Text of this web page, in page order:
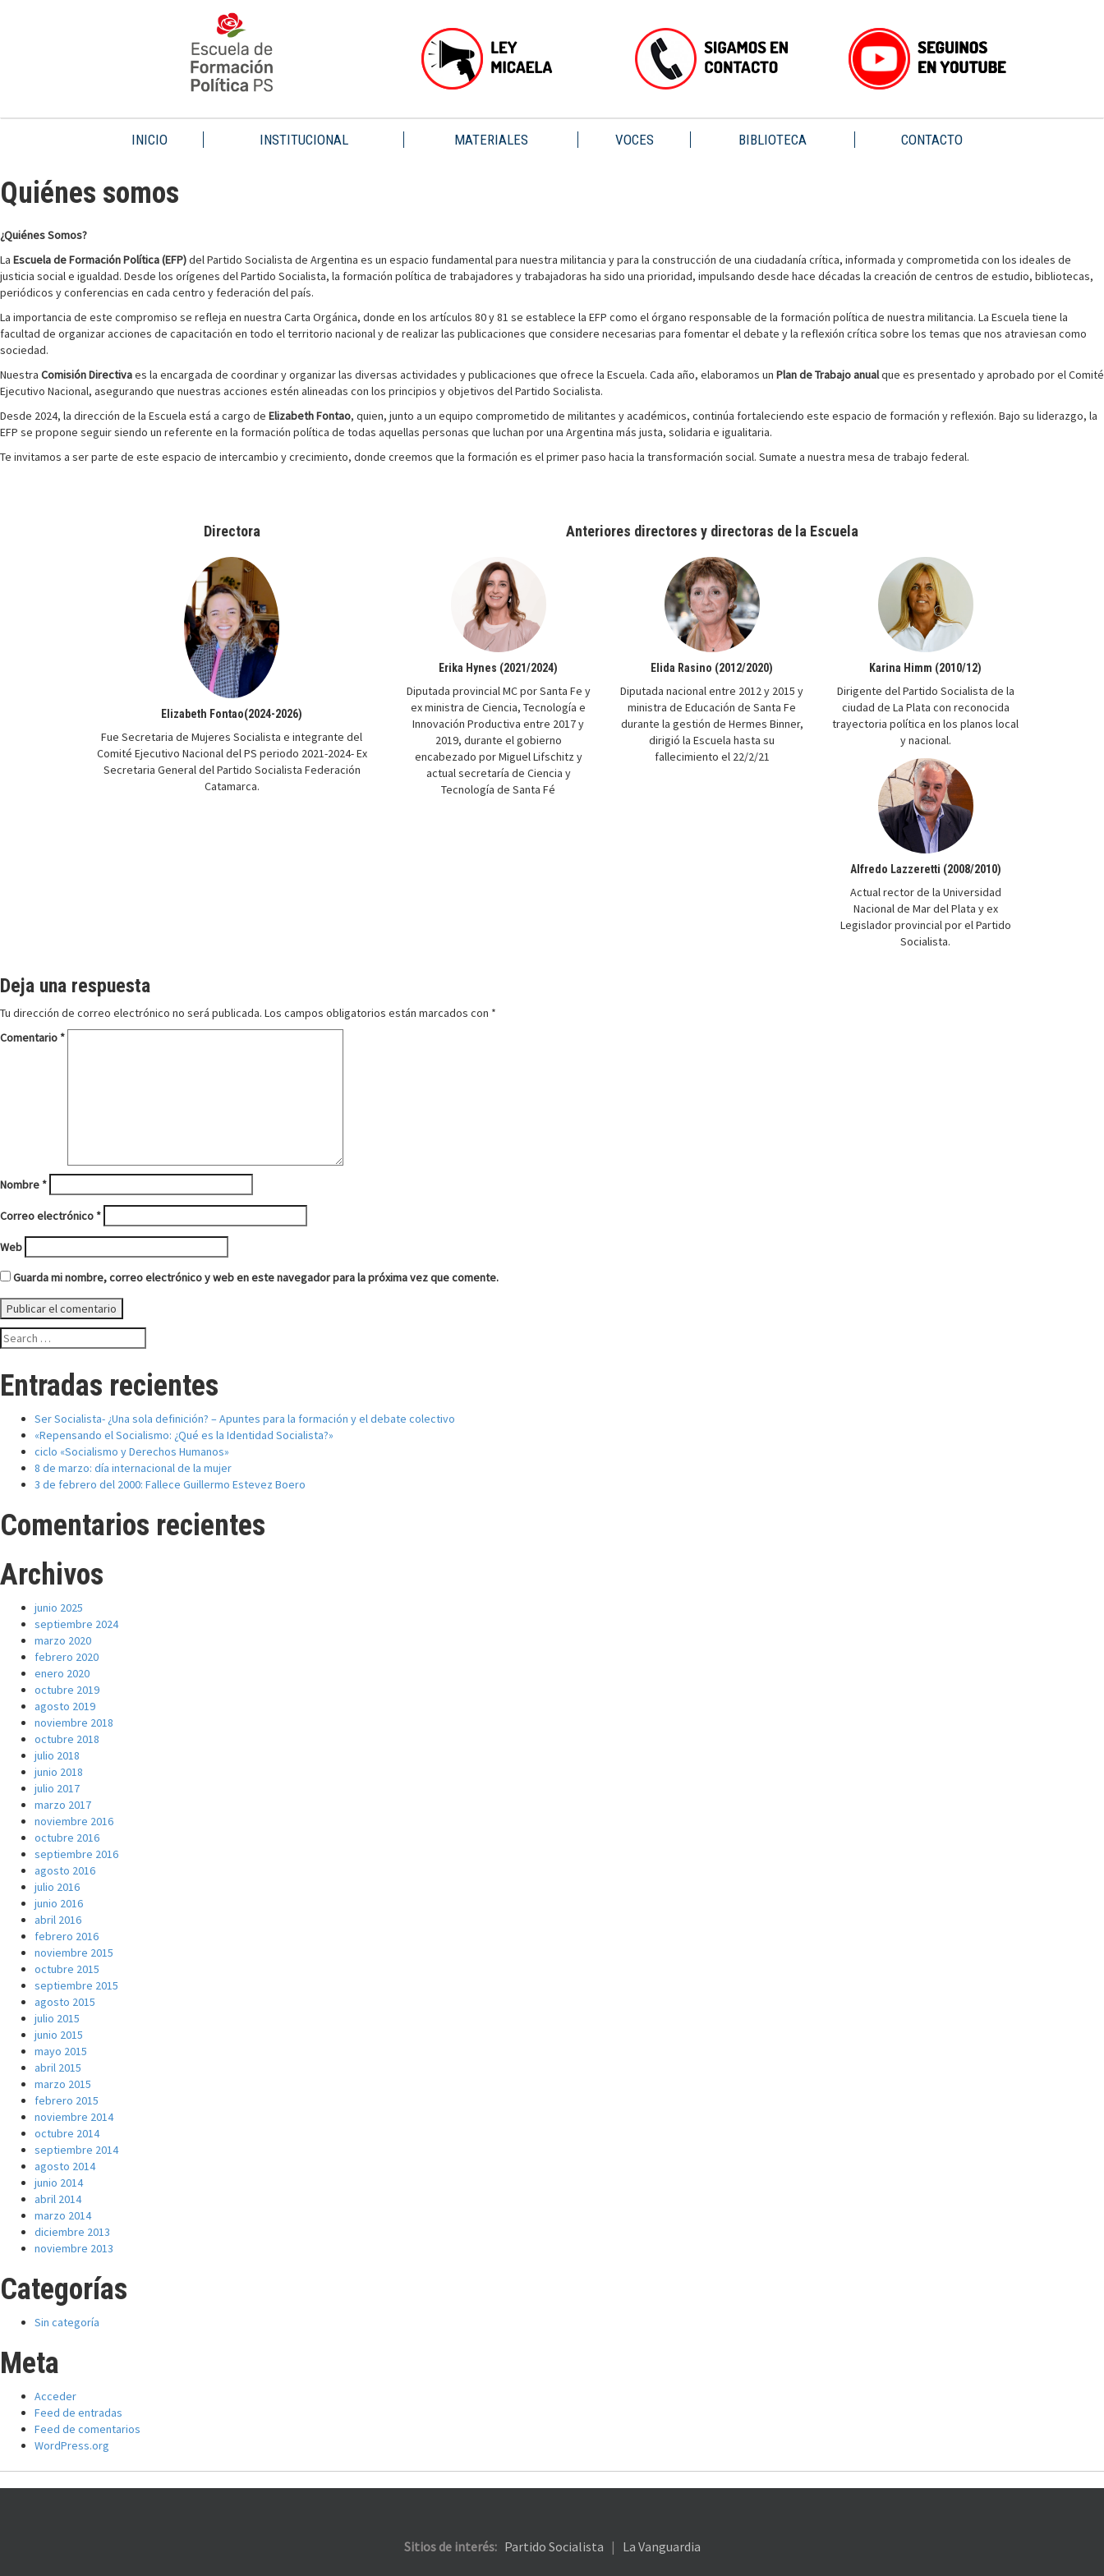
INICIO INSTITUCIONAL MATERIALES VOCES BIBLIOTECA CONTACTO
Quiénes somos
¿Quiénes Somos?
La Escuela de Formación Política (EFP)del Partido Socialista de Argentina es un espacio fundamental para nuestra militancia y para la construcción de una ciudadanía crítica, informada y comprometida con los ideales de
justicia social e igualdad. Desde los orígenes del Partido Socialista, la formación política de trabajadores y trabajadoras ha sido una prioridad, impulsando desde hace décadas la creación de centros de estudio, bibliotecas,
periódicos y conferencias en cada centro y federación del país.
La importancia de este compromiso se refleja en nuestra Carta Orgánica, donde en los artículos 80 y 81 se establece la EFP como el órgano responsable de la formación política de nuestra militancia. La Escuela tiene la
facultad de organizar acciones de capacitación en todo el territorio nacional y de realizar las publicaciones que considere necesarias para fomentar el debate y la reflexión crítica sobre los temas que nos atraviesan como
sociedad.
Nuestra Comisión Directivaes la encargada de coordinar y organizar las diversas actividades y publicaciones que ofrece la Escuela. Cada año, elaboramos un Plan de Trabajo anualque es presentado y aprobado por el Comité
Ejecutivo Nacional, asegurando que nuestras acciones estén alineadas con los principios y objetivos del Partido Socialista.
Desde 2024, la dirección de la Escuela está a cargo de Elizabeth Fontao, quien, junto a un equipo comprometido de militantes y académicos, continúa fortaleciendo este espacio de formación y reflexión. Bajo su liderazgo, la
EFP se propone seguir siendo un referente en la formación política de todas aquellas personas que luchan por una Argentina más justa, solidaria e igualitaria.
Te invitamos a ser parte de este espacio de intercambio y crecimiento, donde creemos que la formación es el primer paso hacia la transformación social. Sumate a nuestra mesa de trabajo federal.
Directora
Elizabeth Fontao(2024-2026)
Fue Secretaria de Mujeres Socialista e integrante del
Comité Ejecutivo Nacional del PS periodo 2021-2024- Ex
Secretaria General del Partido Socialista Federación
Catamarca.
Anteriores directores y directoras de la Escuela
Erika Hynes (2021/2024)
Diputada provincial MC por Santa Fe y
ex ministra de Ciencia, Tecnología e
Innovación Productiva entre 2017 y
2019, durante el gobierno
encabezado por Miguel Lifschitz y
actual secretaría de Ciencia y
Tecnología de Santa Fé
Elida Rasino (2012/2020)
Diputada nacional entre 2012 y 2015 y
ministra de Educación de Santa Fe
durante la gestión de Hermes Binner,
dirigió la Escuela hasta su
fallecimiento el 22/2/21
Karina Himm (2010/12)
Dirigente del Partido Socialista de la
ciudad de La Plata con reconocida
trayectoria política en los planos local
y nacional.
Alfredo Lazzeretti (2008/2010)
Actual rector de la Universidad
Nacional de Mar del Plata y ex
Legislador provincial por el Partido
Socialista.
Deja una respuesta
Tu dirección de correo electrónico no será publicada. Los campos obligatorios están marcados con *
Comentario *
Nombre *
Correo electrónico *
Web
Guarda mi nombre, correo electrónico y web en este navegador para la próxima vez que comente.
Search
for:
Entradas recientes
Ser Socialista- ¿Una sola definición? – Apuntes para la formación y el debate colectivo
«Repensando el Socialismo: ¿Qué es la Identidad Socialista?»
ciclo «Socialismo y Derechos Humanos»
8 de marzo: día internacional de la mujer
3 de febrero del 2000: Fallece Guillermo Estevez Boero
Comentarios recientes
Archivos
junio 2025
septiembre 2024
marzo 2020
febrero 2020
enero 2020
octubre 2019
agosto 2019
noviembre 2018
octubre 2018
julio 2018
junio 2018
julio 2017
marzo 2017
noviembre 2016
octubre 2016
septiembre 2016
agosto 2016
julio 2016
junio 2016
abril 2016
febrero 2016
noviembre 2015
octubre 2015
septiembre 2015
agosto 2015
julio 2015
junio 2015
mayo 2015
abril 2015
marzo 2015
febrero 2015
noviembre 2014
octubre 2014
septiembre 2014
agosto 2014
junio 2014
abril 2014
marzo 2014
diciembre 2013
noviembre 2013
Categorías
Sin categoría
Meta
Acceder
Feed de entradas
Feed de comentarios
WordPress.org
Sitios de interés: Partido Socialista | La Vanguardia